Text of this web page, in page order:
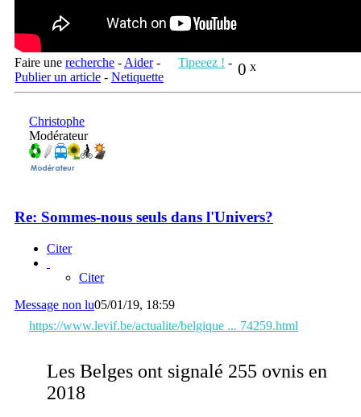
0 x
Faire une recherche -Aider- Tipeeez ! -
Publier un article - Netiquette
Christophe
Modérateur
Re: Sommes-nous seuls dans l'Univers?
Citer
Citer
Message non lu05/01/19, 18:59
https://www.levif.be/actualite/belgique ... 74259.html
Les Belges ont signalé 255 ovnis en
2018